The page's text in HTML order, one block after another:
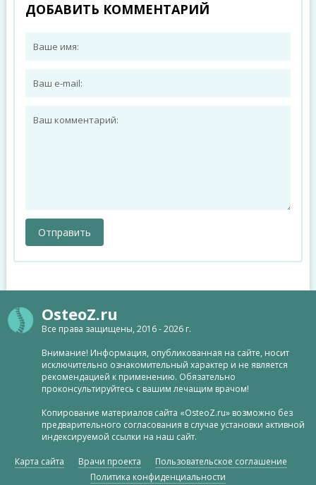
ДОБАВИТЬ КОММЕНТАРИЙ
OsteoZ.ru
Все права защищены, 2016 - 2026 г.
Внимание! Информация, опубликованная на сайте, носит
исключительно ознакомительный характер и не является
рекомендацией к применению. Обязательно
проконсультируйтесь с вашим лечащим врачом!
Копирование материалов сайта «OsteoZ.ru» возможно без
предварительного согласования в случае установки активной
индексируемой ссылки на наш сайт.
Карта сайта Врачи проекта
Пользовательское соглашение
Политика конфиденциальности